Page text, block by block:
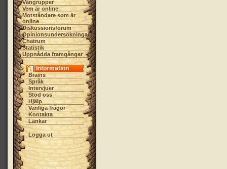
Vängrupper
Vem är online
Motståndare som är
online
Diskussionsforum
Opinionsundersökningar
Chatrum
Statistik
Uppnådda framgångar
Information
Brains
Språk
Intervjuer
Stöd oss
Hjälp
Vanliga frågor
Kontakta
Länkar
Logga ut